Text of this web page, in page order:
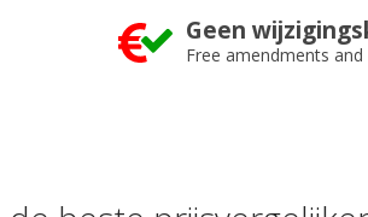
Geen
Free amendments